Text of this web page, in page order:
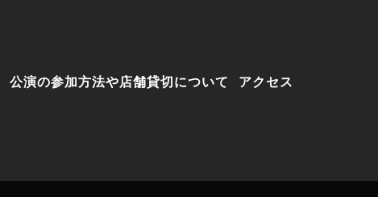
公演の参加方法や店舗貸切について
アクセス